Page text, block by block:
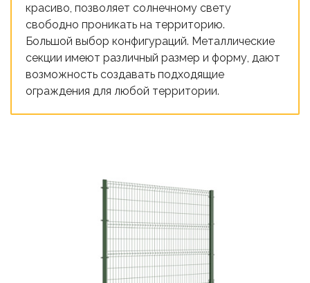
красиво, позволяет солнечному свету
свободно проникать на территорию.
Большой выбор конфигураций. Металлические
секции имеют различный размер и форму, дают
возможность создавать подходящие
ограждения для любой территории.